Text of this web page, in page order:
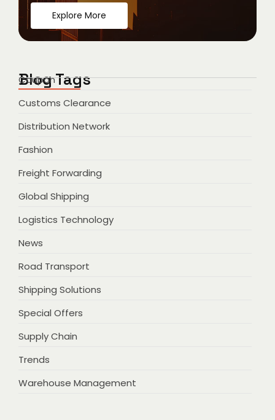
Explore More
Blog Tags
Coupon
Customs Clearance
Distribution Network
Fashion
Freight Forwarding
Global Shipping
Logistics Technology
News
Road Transport
Shipping Solutions
Special Offers
Supply Chain
Trends
Warehouse Management